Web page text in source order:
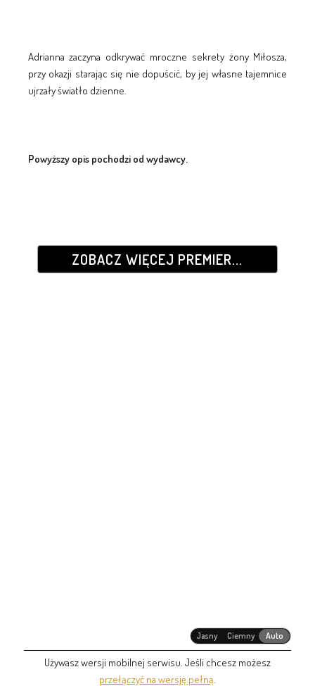
Adrianna zaczyna odkrywać mroczne sekrety żony Miłosza,
przy okazji starając się nie dopuścić, by jej własne tajemnice
ujrzały światło dzienne.
Powyższy opis pochodzi od wydawcy.
ZOBACZ WIĘCEJ PREMIER...
Jasny Ciemny Auto
Używasz wersji mobilnej serwisu. Jeśli chcesz możesz
przełączyć na wersję pełną